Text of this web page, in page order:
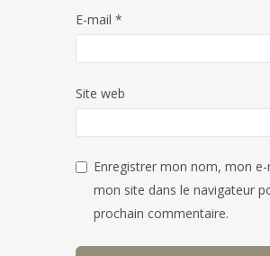
E-mail *
Site web
Enregistrer mon nom, mon
mon site dans le navigateur
prochain commentaire.